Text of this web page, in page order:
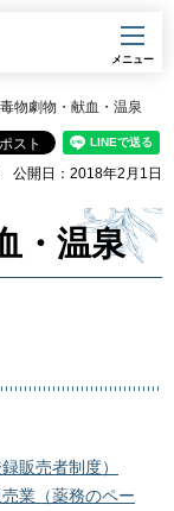
メニュー
物劇物・献血・温泉
公開日：2018年2月1日
・温泉
販売者制度）
業（薬務のペー